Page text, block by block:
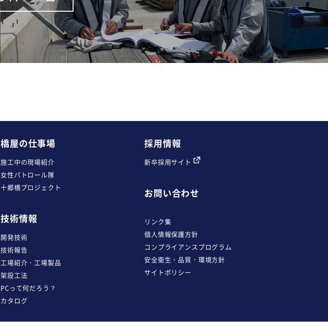
橋屋の仕事場
施工中の現場紹介
女性パトロール隊
十郷橋プロジェクト
技術情報
開発技術
技術報告
工場紹介・工場製品
架設工法
PCって何だろう？
カタログ
採用情報
新卒採用サイト
お問い合わせ
リンク集
個人情報保護方針
コンプライアンスプログラム
安全衛生・品質・環境方針
サイトポリシー